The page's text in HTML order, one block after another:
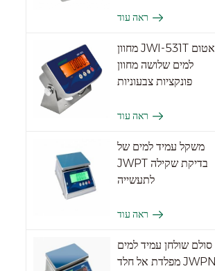
ראה עוד
מחוון JWI-531T אטום
למים שלושה מחוון
פונקציות צבעוניות
ראה עוד
משקל עמיד למים של
JWPT בדיקת שקילה
לתעשייה
ראה עוד
סולם שולחן עמיד למים
מפלדת אל חלד JWPN